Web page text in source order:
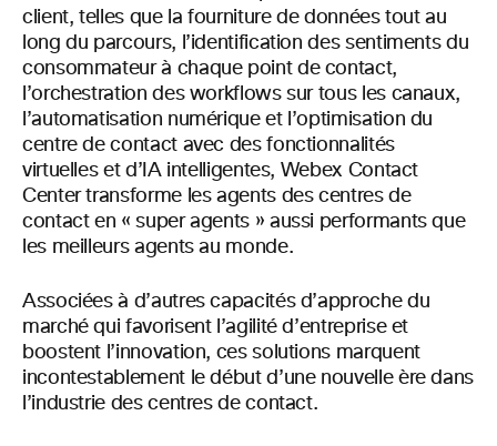
client, telles que la fourniture de données tout au
long du parcours, l’identification des sentiments du
consommateur à chaque point de contact,
l’orchestration des workflows sur tous les canaux,
l’automatisation numérique et l’optimisation du
centre de contact avec des fonctionnalités
virtuelles et d’IA intelligentes, Webex Contact
Center transforme les agents des centres de
contact en « super agents » aussi performants que
les meilleurs agents au monde.
Associées à d’autres capacités d’approche du
marché qui favorisent l’agilité d’entreprise et
boostent l’innovation, ces solutions marquent
incontestablement le début d’une nouvelle ère dans
l’industrie des centres de contact.